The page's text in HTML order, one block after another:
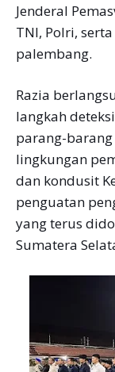
Jenderal
TNI, Polri,
palembang.
Razia
langkah
parang-
lingkungan
dan kondusit
penguatan
yang terus
Sumatera